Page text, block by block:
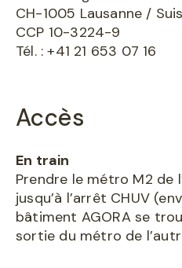
CH-1005 Lausanne /
CCP 10-3224-9
Tél. : +41 21 653 07 16
Accès
En train
Prendre le métro M2 de
jusqu’à l’arrêt CHUV
bâtiment AGORA se
sortie du métro de